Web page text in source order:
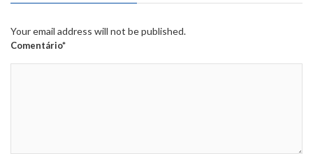
Your email address will not be published.
Comentário*